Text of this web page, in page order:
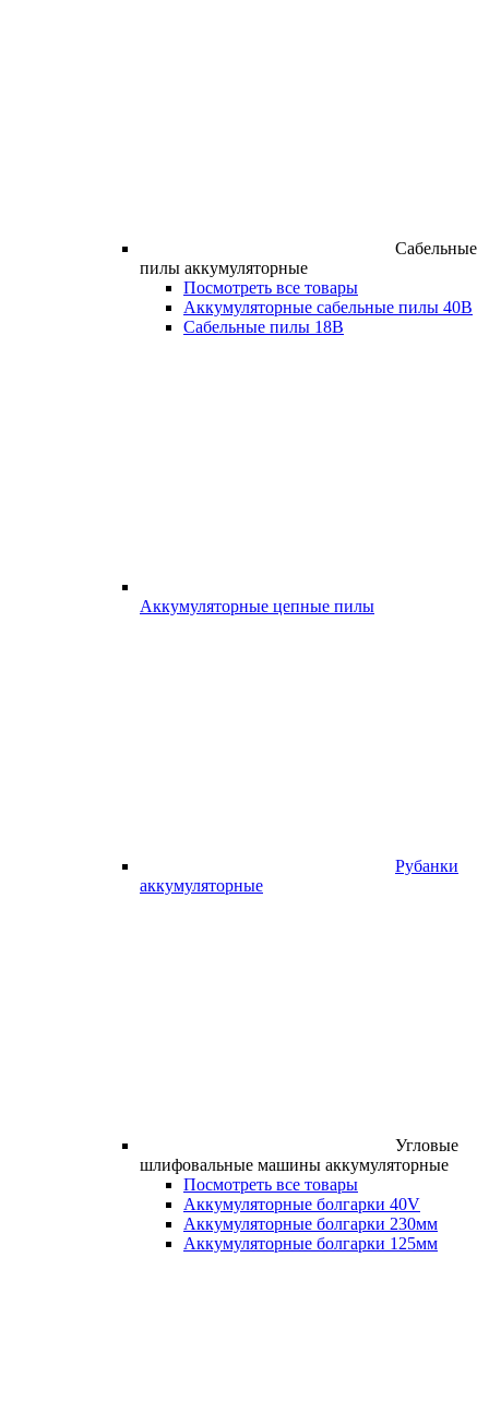
Сабельные
пилы аккумуляторные
Посмотреть все товары
Аккумуляторные сабельные пилы 40В
Сабельные пилы 18В
Аккумуляторные цепные пилы
Рубанки
аккумуляторные
Угловые
шлифовальные машины аккумуляторные
Посмотреть все товары
Аккумуляторные болгарки 40V
Аккумуляторные болгарки 230мм
Аккумуляторные болгарки 125мм